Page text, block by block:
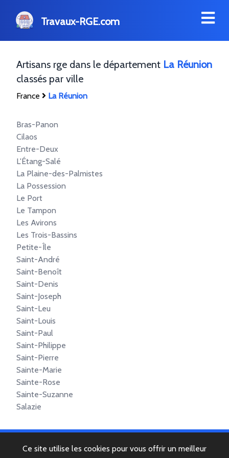
Travaux-RGE.com
Artisans rge dans le département La Réunion
classés par ville
France La Réunion
Bras-Panon
Cilaos
Entre-Deux
L'Étang-Salé
La Plaine-des-Palmistes
La Possession
Le Port
Le Tampon
Les Avirons
Les Trois-Bassins
Petite-Île
Saint-André
Saint-Benoît
Saint-Denis
Saint-Joseph
Saint-Leu
Saint-Louis
Saint-Paul
Saint-Philippe
Saint-Pierre
Sainte-Marie
Sainte-Rose
Sainte-Suzanne
Salazie
Mentions légales
Ce site utilise les cookies pour vous offrir un meilleur